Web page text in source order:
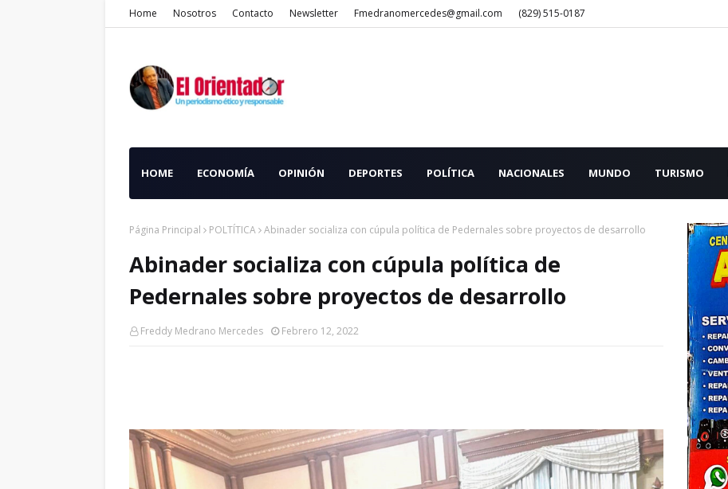
Home Nosotros Contacto Newsletter Fmedranomercedes@gmail.com (829) 515-0187
HOME ECONOMÍA OPINIÓN DEPORTES POLÍTICA NACIONALES MUNDO TURISMO
Página Principal POLTÍTICA Abinader socializa con cúpula política de Pedernales sobre proyectos de desarrollo
Abinader socializa con cúpula política de
Pedernales sobre proyectos de desarrollo
Freddy Medrano Mercedes Febrero 12, 2022